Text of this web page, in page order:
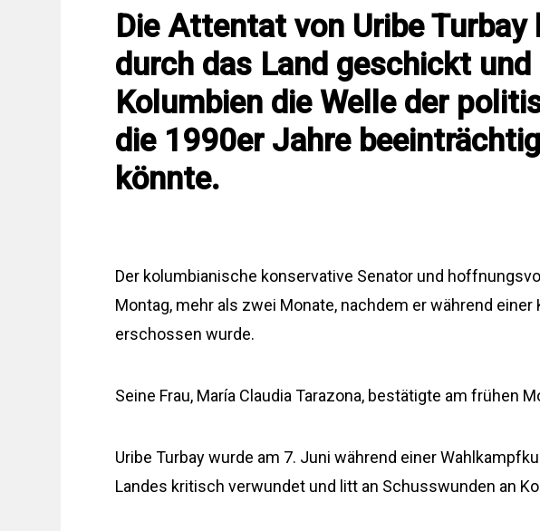
Die Attentat von Uribe
durch das Land geschickt
Kolumbien die Welle der
die 1990er Jahre
könnte.
Der kolumbianische konservative Senator und
Montag, mehr als zwei Monate, nachdem er während
erschossen wurde.
Seine Frau, María Claudia Tarazona, bestätigte am frühen
Uribe Turbay wurde am 7. Juni während einer
Landes kritisch verwundet und litt an Schusswunden an